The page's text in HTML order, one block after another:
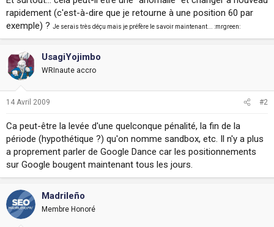
rapidement (c'est-à-dire que je retourne à une position 60 par
exemple) ? Je serais très déçu mais je préfère le savoir maintenant... :mrgreen:
UsagiYojimbo
WRInaute accro
14 Avril 2009 #2
Ca peut-être la levée d'une quelconque pénalité, la fin de la
période (hypothétique ?) qu'on nomme sandbox, etc. Il n'y a plus
a proprement parler de Google Dance car les positionnements
sur Google bougent maintenant tous les jours.
Madrileño
Membre Honoré